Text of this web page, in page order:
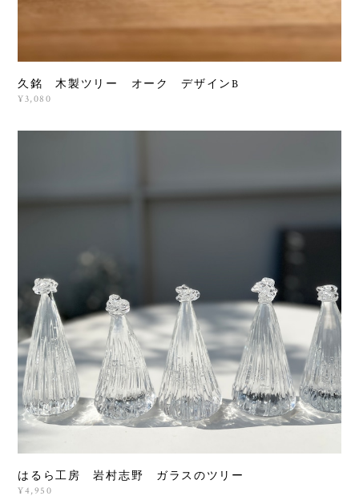
久銘 木製ツリー オーク デザインB
¥3,080
はるら工房 岩村志野 ガラスのツリー
¥4,950